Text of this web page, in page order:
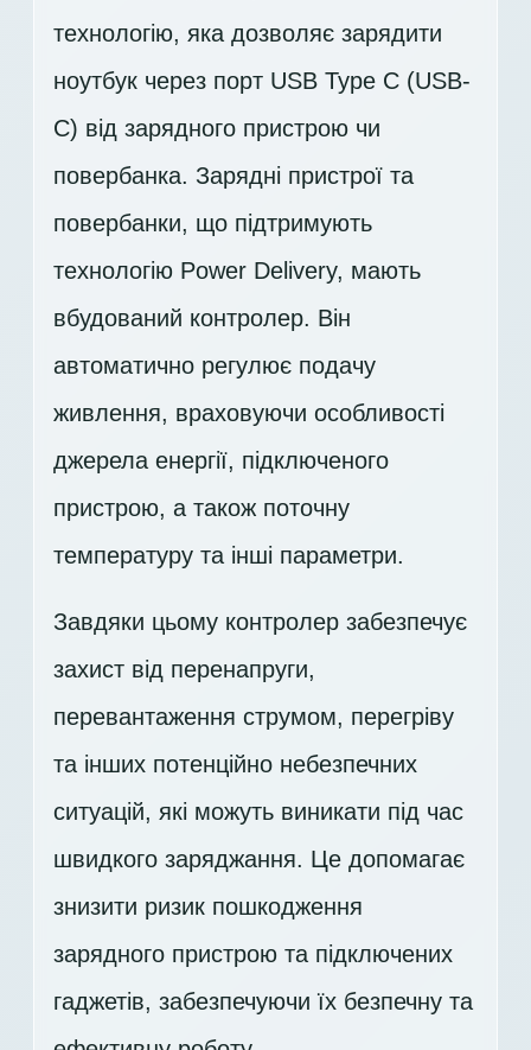
технологію, яка дозволяє зарядити
ноутбук через порт USB Type C (USB-
C) від зарядного пристрою чи
повербанка. Зарядні пристрої та
повербанки, що підтримують
технологію Power Delivery, мають
вбудований контролер. Він
автоматично регулює подачу
живлення, враховуючи особливості
джерела енергії, підключеного
пристрою, а також поточну
температуру та інші параметри.
Завдяки цьому контролер забезпечує
захист від перенапруги,
перевантаження струмом, перегріву
та інших потенційно небезпечних
ситуацій, які можуть виникати під час
швидкого заряджання. Це допомагає
знизити ризик пошкодження
зарядного пристрою та підключених
гаджетів, забезпечуючи їх безпечну та